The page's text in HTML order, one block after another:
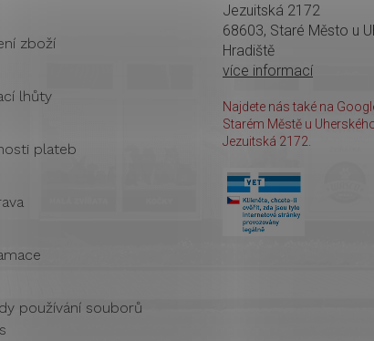
zboží
lhůty
plateb
používání souborů
Jezuitská 2172
68603, Staré Město u
Hradiště
více informací
Najdete nás také na
Starém Městě u
Jezuitská 2172.